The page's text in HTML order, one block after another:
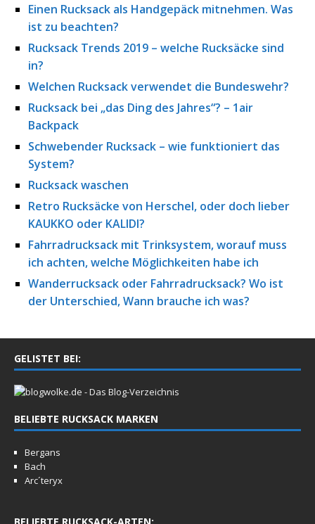
Einen Rucksack als Handgepäck mitnehmen. Was
ist zu beachten?
Rucksack Trends 2019 – welche Rucksäcke sind
in?
Welchen Rucksack verwendet die Bundeswehr?
Rucksack bei „das Ding des Jahres“? – 1air
Backpack
Schwebender Rucksack – wie funktioniert das
System?
Rucksack waschen
Retro Rucksäcke von Herschel, oder doch lieber
KAUKKO oder KALIDI?
Fahrradrucksack mit Trinksystem, worauf muss
ich achten, welche Möglichkeiten habe ich
Wanderrucksack oder Fahrradrucksack? Wo ist
der Unterschied, Wann brauche ich was?
GELISTET BEI:
BELIEBTE RUCKSACK MARKEN
Bergans
Bach
Arc´teryx